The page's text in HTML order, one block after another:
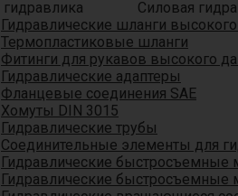
Силовая
Гидравлические шланги
Термопластиковые шланги
Фитинги для рукавов высокого
Гидравлические адаптеры
Фланцевые соединения SAE
Хомуты DIN 3015
Гидравлические трубы
Соединительные элементы для
Гидравлические быстросъемные
Гидравлические быстросъемные